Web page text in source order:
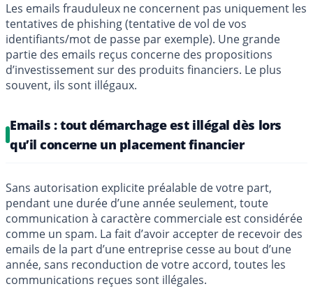
Les emails frauduleux ne concernent pas uniquement les
tentatives de phishing (tentative de vol de vos
identifiants/mot de passe par exemple). Une grande
partie des emails reçus concerne des propositions
d’investissement sur des produits financiers. Le plus
souvent, ils sont illégaux.
Emails : tout démarchage est illégal dès lors
qu’il concerne un placement financier
Sans autorisation explicite préalable de votre part,
pendant une durée d’une année seulement, toute
communication à caractère commerciale est considérée
comme un spam. La fait d’avoir accepter de recevoir des
emails de la part d’une entreprise cesse au bout d’une
année, sans reconduction de votre accord, toutes les
communications reçues sont illégales.